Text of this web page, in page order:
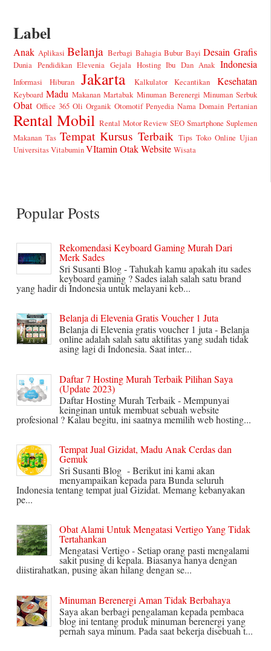
Label
Anak Aplikasi Belanja Berbagi Bahagia Bubur Bayi Desain Grafis
Dunia Pendidikan Elevenia Gejala Hosting Ibu Dan Anak Indonesia
Informasi Hiburan Jakarta Kalkulator Kecantikan Kesehatan
Keyboard Madu Makanan Martabak Minuman Berenergi Minuman Serbuk
Obat Office 365 Oli Organik Otomotif Penyedia Nama Domain Pertanian
Rental Mobil Rental Motor Review SEO Smartphone Suplemen
Makanan Tas Tempat Kursus Terbaik Tips Toko Online Ujian
UniversitasVitabuminVItamin Otak Website Wisata
Popular Posts
Rekomendasi Keyboard Gaming Murah Dari
Merk Sades
Sri Susanti Blog - Tahukah kamu apakah itu sades
keyboard gaming ? Sades ialah salah satu brand
yang hadir di Indonesia untuk melayani keb...
Belanja di Elevenia Gratis Voucher 1 Juta
Belanja di Elevenia gratis voucher 1 juta - Belanja
online adalah salah satu aktifitas yang sudah tidak
asing lagi di Indonesia. Saat inter...
Daftar 7 Hosting Murah Terbaik Pilihan Saya
(Update 2023)
Daftar Hosting Murah Terbaik - Mempunyai
keinginan untuk membuat sebuah website
profesional ? Kalau begitu, ini saatnya memilih web hosting...
Tempat Jual Gizidat, Madu Anak Cerdas dan
Gemuk
Sri Susanti Blog - Berikut ini kami akan
menyampaikan kepada para Bunda seluruh
Indonesia tentang tempat jual Gizidat. Memang kebanyakan
pe...
Obat Alami Untuk Mengatasi Vertigo Yang Tidak
Tertahankan
Mengatasi Vertigo - Setiap orang pasti mengalami
sakit pusing di kepala. Biasanya hanya dengan
diistirahatkan, pusing akan hilang dengan se...
Minuman Berenergi Aman Tidak Berbahaya
Saya akan berbagi pengalaman kepada pembaca
blog ini tentang produk minuman berenergi yang
pernah saya minum. Pada saat bekerja disebuah t...